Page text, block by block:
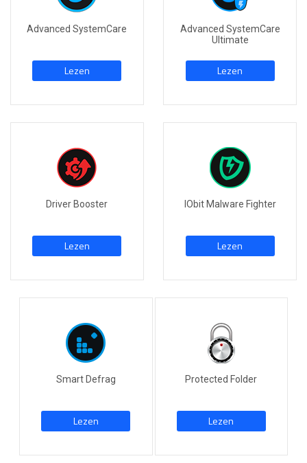
Advanced SystemCare
Lezen
Advanced SystemCare
Ultimate
Lezen
Driver Booster
Lezen
IObit Malware Fighter
Lezen
Smart Defrag
Lezen
Protected Folder
Lezen